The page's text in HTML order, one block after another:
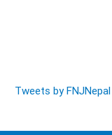
Tweets by FNJNepal